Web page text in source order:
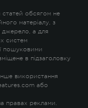
статей обсягом не
матеріалу, з
джерело, а для
систем
пошуковими
в підзаголовку
використання
або
правах реклами.